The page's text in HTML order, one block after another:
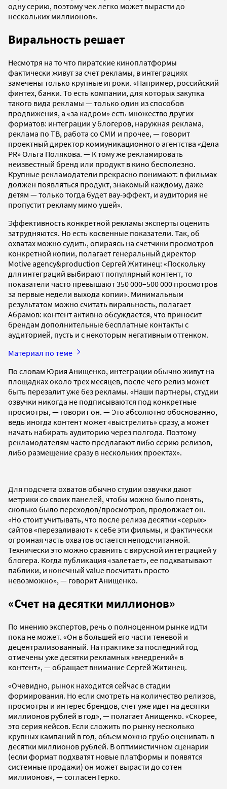
одну серию, поэтому чек легко может вырасти до
нескольких миллионов».
Виральность решает
Несмотря на то что пиратские киноплатформы
фактически живут за счет рекламы, в интеграциях
замечены только крупные игроки. «Например, российский
финтех, банки. То есть компании, для которых закупка
такого вида рекламы — только один из способов
продвижения, а «за кадром» есть множество других
форматов: интеграции у блогеров, наружная реклама,
реклама по ТВ, работа со СМИ и прочее, — говорит
проектный директор коммуникационного агентства «Дела
PR» Ольга Полякова. — К тому же рекламировать
неизвестный бренд или продукт в кино бесполезно.
Крупные рекламодатели прекрасно понимают: в фильмах
должен появляться продукт, знакомый каждому, даже
детям — только тогда будет вау-эффект, и аудитория не
пропустит рекламу мимо ушей».
Эффективность конкретной рекламы эксперты оценить
затрудняются. Но есть косвенные показатели. Так, об
охватах можно судить, опираясь на счетчики просмотров
конкретной копии, полагает генеральный директор
Motive agency&production Сергей Житинец: «Поскольку
для интеграций выбирают популярный контент, то
показатели часто превышают 350 000–500 000 просмотров
за первые недели выхода копии». Минимальным
результатом можно считать виральность, полагает
Абрамов: контент активно обсуждается, что приносит
брендам дополнительные бесплатные контакты с
аудиторией, пусть и с некоторым негативным оттенком.
Материал по теме
По словам Юрия Анищенко, интеграции обычно живут на
площадках около трех месяцев, после чего релиз может
быть перезалит уже без рекламы. «Наши партнеры, студии
озвучки никогда не подписываются под конкретные
просмотры, — говорит он. — Это абсолютно обоснованно,
ведь иногда контент может «выстрелить» сразу, а может
начать набирать аудиторию через полгода. Поэтому
рекламодателям часто предлагают либо серию релизов,
либо размещение сразу в нескольких проектах».
Для подсчета охватов обычно студии озвучки дают
метрики со своих панелей, чтобы можно было понять,
сколько было переходов/просмотров, продолжает он.
«Но стоит учитывать, что после релиза десятки «серых»
сайтов «перезаливают» к себе эти фильмы, и фактически
огромная часть охватов остается неподсчитанной.
Технически это можно сравнить с вирусной интеграцией у
блогера. Когда публикация «залетает», ее подхватывают
паблики, и конечный value посчитать просто
невозможно», — говорит Анищенко.
«Счет на десятки миллионов»
По мнению экспертов, речь о полноценном рынке идти
пока не может. «Он в большей его части теневой и
децентрализованный. На практике за последний год
отмечены уже десятки рекламных «‎внедрений» в
контент», — обращает внимание Сергей Житинец.
«Очевидно, рынок находится сейчас в стадии
формирования. Но если смотреть на количество релизов,
просмотры и интерес брендов, счет уже идет на десятки
миллионов рублей в год», — полагает Анищенко. «Скорее,
это серия кейсов. Если сложить по рынку несколько
крупных кампаний в год, объем можно грубо оценивать в
десятки миллионов рублей. В оптимистичном сценарии
(если формат подхватят новые платформы и появятся
системные продажи) он может вырасти до сотен
миллионов», — согласен Герко.